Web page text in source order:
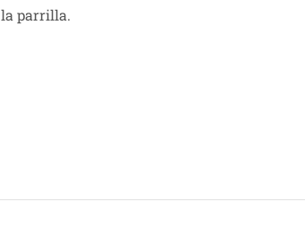
la parrilla.